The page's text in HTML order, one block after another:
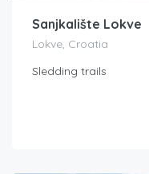
Sanjkalište Lokve
Lokve, Croatia
Sledding trails